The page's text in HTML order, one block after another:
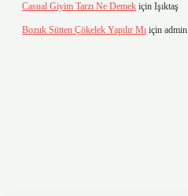
Casual Giyim Tarzı Ne Demek için Işıktaş
Bozuk Sütten Çökelek Yapılır Mı için admin